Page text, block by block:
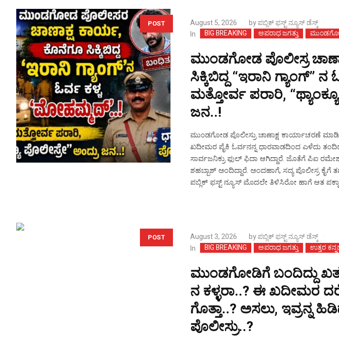
POST August 5, 2026 byಪಬ್ಲಿಕ್ ಫಸ್ಟ್ ನ್ಯೂಸ್ ಡೆಸ್ಕ್
In
BIG BREAKING ಅಪರಾಧ ಜಗತ್ತು
ಮುಂಡಗೋಡ ಪೊಲೀಸ್ರ
ಸಿಕ್ಕಿಬಿದ್ದ “ಇರಾನಿ ಗ್ಯಾಂಗ್”
ಮತ್ತೋರ್ವ ಪರಾರಿ,
ಜನ..!
ಮುಂಡಗೋಡ ಪೊಲೀಸ್ರು ಚಾಣಾಕ್ಷ ಕಾರ್ಯಾಚರಣೆ
ಖದೀಮರ ಪೈಕಿ ಓರ್ವನನ್ನ ಧಾರವಾಡದಿಂದ ಎಳೆದು
ಸಾರ್ವಜನಿಕ್ರು ಫುಲ್ ಫಿದಾ ಆಗಿದ್ದಾರೆ‌. ಜೊತೆಗೆ ಪಿಐ
ಶಹಬ್ಬಾಶ್ ಅಂದಿದ್ದಾರೆ. ಅಂದಹಾಗೆ, ಸದ್ಯ ಪೊಲೀಸ್ರ
ಪಬ್ಲಿಕ್ ಫಸ್ಟ್ ನ್ಯೂಸ್ ಮೊದಲೇ ತಿಳಿಸಿರೋ ಹಾಗೆ ಆತ ಪಕ್ಕಾ
POST August 3, 2026 byಪಬ್ಲಿಕ್ ಫಸ್ಟ್ ನ್ಯೂಸ್ ಡೆಸ್ಕ್
In
BIG BREAKING ಅಪರಾಧ ಜಗತ್ತು ಉತ್ತರ
ಮುಂಡಗೋಡಿಗೆ ಬಂದಿದ್ದು
ನ ಕಳ್ಳರಾ..? ಈ ಖದೀಮರ
ಗೊತ್ತಾ‌..? ಅಸಲು, ಇವ್ರನ್ನ
ಪೊಲೀಸ್ರು..?